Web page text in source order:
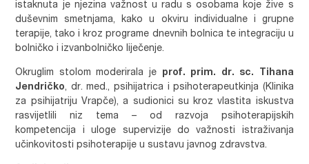
istaknuta je njezina važnost u radu s osobama koje žive s
duševnim smetnjama, kako u okviru individualne i grupne
terapije, tako i kroz programe dnevnih bolnica te integraciju u
bolničko i izvanbolničko liječenje.
Okruglim stolom moderirala je
prof. prim. dr. sc. Tihana
Jendričko, dr. med., psihijatrica i psihoterapeutkinja (Klinika
za psihijatriju Vrapče), a sudionici su kroz vlastita iskustva
rasvijetlili niz tema – od razvoja psihoterapijskih
kompetencija i uloge supervizije do važnosti istraživanja
učinkovitosti psihoterapije u sustavu javnog zdravstva.